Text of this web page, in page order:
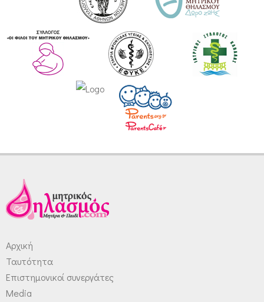
Αρχική
Ταυτότητα
Επιστημονικοί συνεργάτες
Media